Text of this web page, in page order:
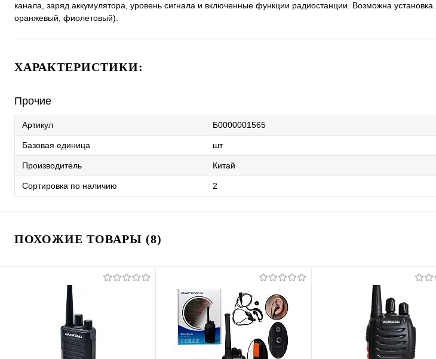
канала, заряд аккумулятора, уровень сигнала и включенные функции радиостанции. Возможна установка
оранжевый, фиолетовый).
ХАРАКТЕРИСТИКИ:
Прочие
Артикул Б0000001565
Базовая единица шт
Производитель Китай
Сортировка по наличию 2
ПОХОЖИЕ ТОВАРЫ (8)